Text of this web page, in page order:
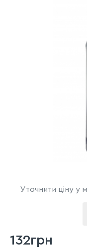
Уточнити ціну у
132грн